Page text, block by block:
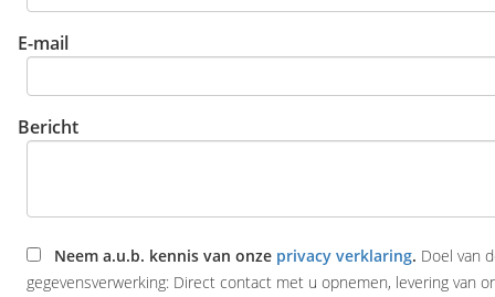
E-mail
Bericht
Neem a.u.b. kennis van onze privacy verklaring. Doel van
gegevensverwerking: Direct contact met u opnemen, levering van